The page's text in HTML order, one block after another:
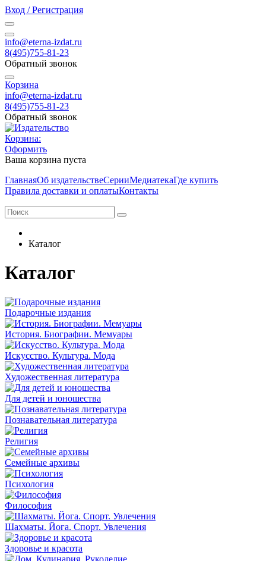
Вход / Регистрация
info@eterna-izdat.ru
8(495)755-81-23
Обратный звонок
Корзина
info@eterna-izdat.ru
8(495)755-81-23
Обратный звонок
Корзина:
Оформить
Ваша корзина пуста
ГлавнаяОб издательствеСерииМедиатекаГде купить
Правила доставки и оплатыКонтакты
Каталог
Каталог
Подарочные издания
История. Биографии. Мемуары
Искусство. Культура. Мода
Художественная литература
Для детей и юношества
Познавательная литература
Религия
Семейные архивы
Психология
Философия
Шахматы. Йога. Спорт. Увлечения
Здоровье и красота